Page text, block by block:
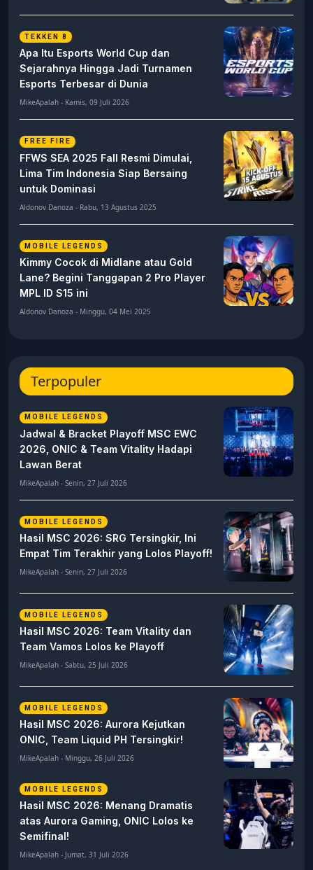
TEKKEN 8
Apa Itu Esports World Cup dan
Sejarahnya Hingga Jadi Turnamen
Esports Terbesar di Dunia
MikeApalah - Kamis, 09 Juli 2026
FREE FIRE
FFWS SEA 2025 Fall Resmi Dimulai,
Lima Tim Indonesia Siap Bersaing
untuk Dominasi
Aldonov Danoza - Rabu, 13 Agustus 2025
MOBILE LEGENDS
Kimmy Cocok di Midlane atau Gold
Lane? Begini Tanggapan 2 Pro Player
MPL ID S15 ini
Aldonov Danoza - Minggu, 04 Mei 2025
Terpopuler
MOBILE LEGENDS
Jadwal & Bracket Playoff MSC EWC
2026, ONIC & Team Vitality Hadapi
Lawan Berat
MikeApalah - Senin, 27 Juli 2026
MOBILE LEGENDS
Hasil MSC 2026: SRG Tersingkir, Ini
Empat Tim Terakhir yang Lolos Playoff!
MikeApalah - Senin, 27 Juli 2026
MOBILE LEGENDS
Hasil MSC 2026: Team Vitality dan
Team Vamos Lolos ke Playoff
MikeApalah - Sabtu, 25 Juli 2026
MOBILE LEGENDS
Hasil MSC 2026: Aurora Kejutkan
ONIC, Team Liquid PH Tersingkir!
MikeApalah - Minggu, 26 Juli 2026
MOBILE LEGENDS
Hasil MSC 2026: Menang Dramatis
atas Aurora Gaming, ONIC Lolos ke
Semifinal!
MikeApalah - Jumat, 31 Juli 2026